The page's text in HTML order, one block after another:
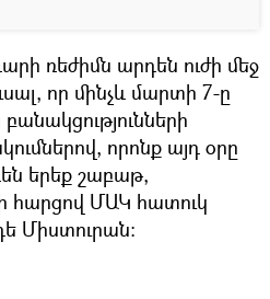
ռեժիմն արդեն ուժի մեջ
որ մինչև մարտի 7-ը
որոնք այդ օրը
երեք շաբաթ,
հարցով ՄԱԿ հատուկ
Միստուրան: